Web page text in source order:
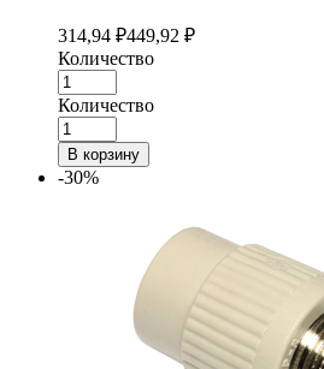
314,94 ₽449,92 ₽
Количество
Количество
В корзину
-30%